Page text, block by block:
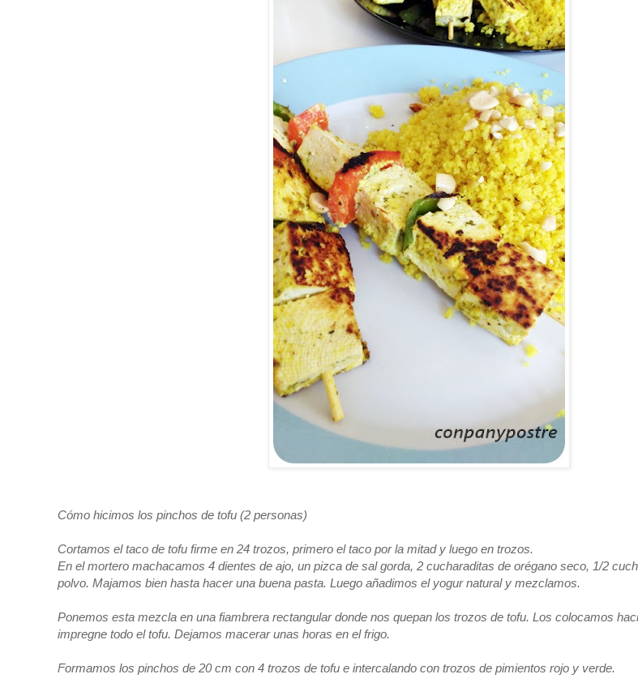
Cómo hicimos los pinchos de tofu (2 personas)
Cortamos el taco de tofu firme en 24 trozos, primero el taco por la mitad y luego en trozos.
En el mortero machacamos 4 dientes de ajo, un pizca de sal gorda, 2 cucharaditas de orégano seco, 1/2
polvo. Majamos bien hasta hacer una buena pasta. Luego añadimos el yogur natural y mezclamos.
Ponemos esta mezcla en una fiambrera rectangular donde nos quepan los trozos de tofu. Los colocamos
impregne todo el tofu. Dejamos macerar unas horas en el frigo.
Formamos los pinchos de 20 cm con 4 trozos de tofu e intercalando con trozos de pimientos rojo y verde.